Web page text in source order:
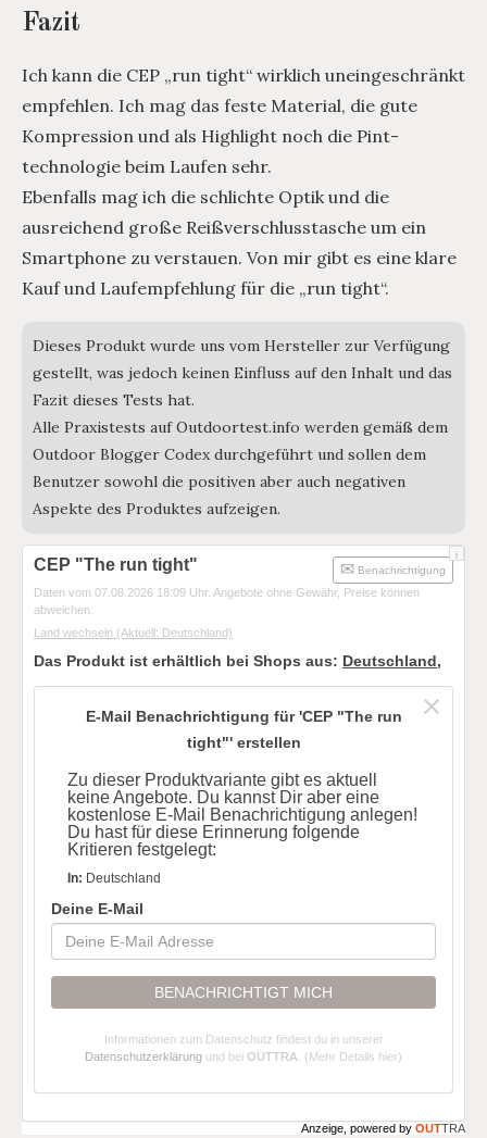
Fazit
Ich kann die CEP „run tight“ wirklich uneingeschränkt
empfehlen. Ich mag das feste Material, die gute
Kompression und als Highlight noch die Pint-
technologie beim Laufen sehr.
Ebenfalls mag ich die schlichte Optik und die
ausreichend große Reißverschlusstasche um ein
Smartphone zu verstauen. Von mir gibt es eine klare
Kauf und Laufempfehlung für die „run tight“.
Dieses Produkt wurde uns vom Hersteller zur Verfügung
gestellt, was jedoch keinen Einfluss auf den Inhalt und das
Fazit dieses Tests hat.
Alle Praxistests auf Outdoortest.info werden gemäß dem
Outdoor Blogger Codex durchgeführt und sollen dem
Benutzer sowohl die positiven aber auch negativen
Aspekte des Produktes aufzeigen.
i
CEP "The run tight" Benachrichtigung
Daten vom 07.08.2026 18:09 Uhr. Angebote ohne Gewähr, Preise können
abweichen.
Land wechseln (Aktuell: Deutschland)
Das Produkt ist erhältlich bei Shops aus: Deutschland,
E-Mail Benachrichtigung für 'CEP "The run
tight"' erstellen
Zu dieser Produktvariante gibt es aktuell
keine Angebote. Du kannst Dir aber eine
kostenlose E-Mail Benachrichtigung anlegen!
Du hast für diese Erinnerung folgende
Kritieren festgelegt:
In: Deutschland
Deine E-Mail
BENACHRICHTIGT MICH
Informationen zum Datenschutz findest du in unserer
Datenschutzerklärung und bei OUTTRA (Mehr Details hier)
Anzeige, powered by OUTTRA